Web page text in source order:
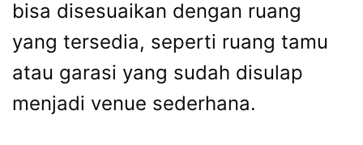
bisa disesuaikan dengan ruang
yang tersedia, seperti ruang tamu
atau garasi yang sudah disulap
menjadi venue sederhana.